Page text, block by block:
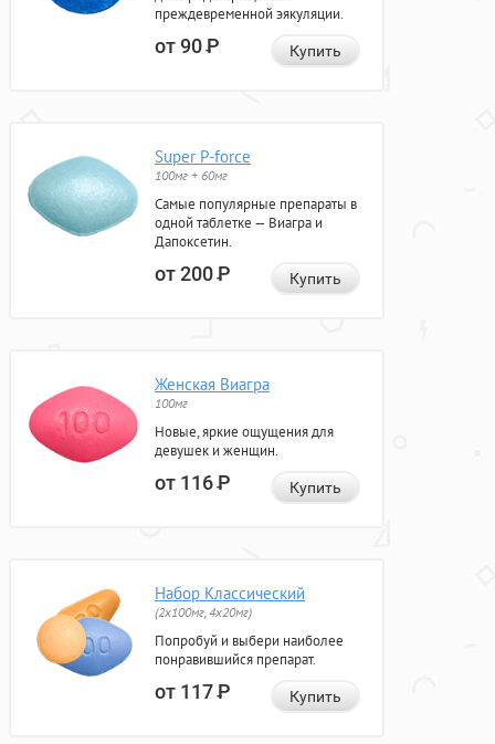
преждевременной эякуляции.
от 90Р Купить
Super P-force
100мг + 60мг
Самые популярные препараты в
одной таблетке — Виагра и
Дапоксетин.
от 200Р Купить
Женская Виагра
100мг
Новые, яркие ощущения для
девушек и женщин.
от 116Р Купить
Набор Классический
(2x100мг, 4x20мг)
Попробуй и выбери наиболее
понравившийся препарат.
от 117Р Купить